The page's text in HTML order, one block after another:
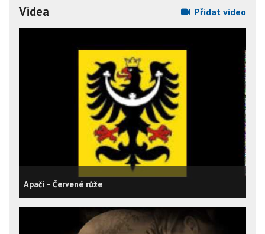
Videa Přidat video
Apači - Červené růže